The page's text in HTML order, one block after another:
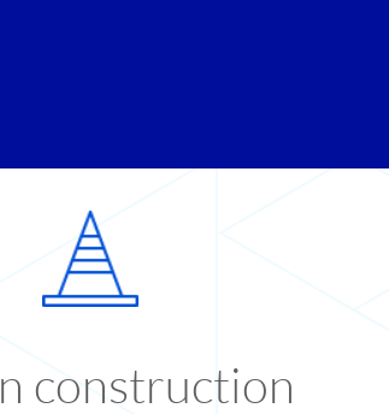
construction